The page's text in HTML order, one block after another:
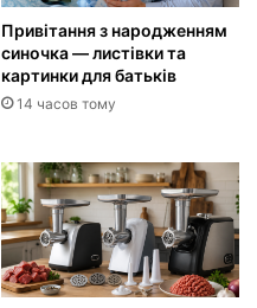
Привітання з народженням
синочка — листівки та
картинки для батьків
14 часов тому